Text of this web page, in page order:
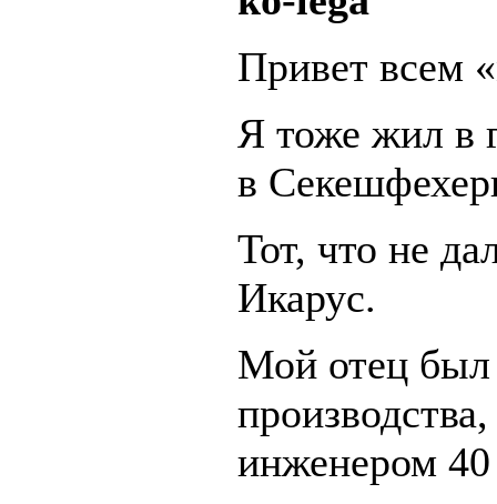
Привет всем
Я тоже жил в
в
Тот, что не
Икарус.
Мой отец был
инженером